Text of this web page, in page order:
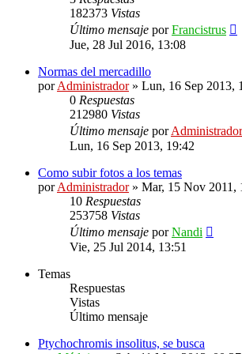
182373 Vistas
Último mensaje porFrancistrus
Jue, 28 Jul 2016, 13:08
Normas del mercadillo
porAdministrador» Lun, 16 Sep 2013,
0 Respuestas
212980 Vistas
Último mensaje porAdministrador
Lun, 16 Sep 2013, 19:42
Como subir fotos a los temas
porAdministrador» Mar, 15 Nov 2011,
10 Respuestas
253758 Vistas
Último mensaje porNandi
Vie, 25 Jul 2014, 13:51
Temas
Respuestas
Vistas
Último mensaje
Ptychochromis insolitus, se busca